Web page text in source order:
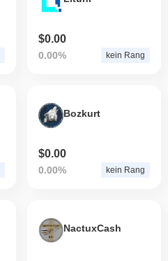
$0.00
0.00% kein Rang
Bozkurt
$0.00
0.00% kein Rang
NactuxCash